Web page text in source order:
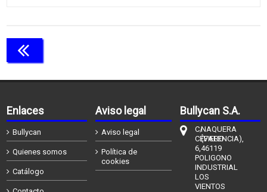
Enlaces
Bullycan
Quienes somos
Catálogo
Aviso legal
Aviso legal
Política de
cookies
Bullycan S.A.
C/
CÉFIERO
6,
POLIGONO
INDUSTRIAL
LOS
VIENTOS
NAQUERA
(VALENCIA),
46119